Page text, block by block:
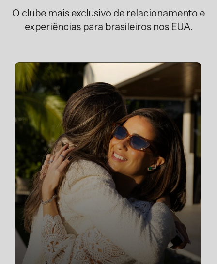
O clube mais exclusivo de relacionamento e
experiências para brasileiros nos EUA.